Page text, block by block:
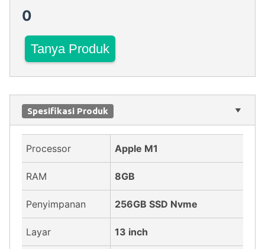
0
Tanya Produk
Spesifikasi Produk
Processor Apple M1
RAM 8GB
Penyimpanan 256GB SSD Nvme
Layar 13 inch